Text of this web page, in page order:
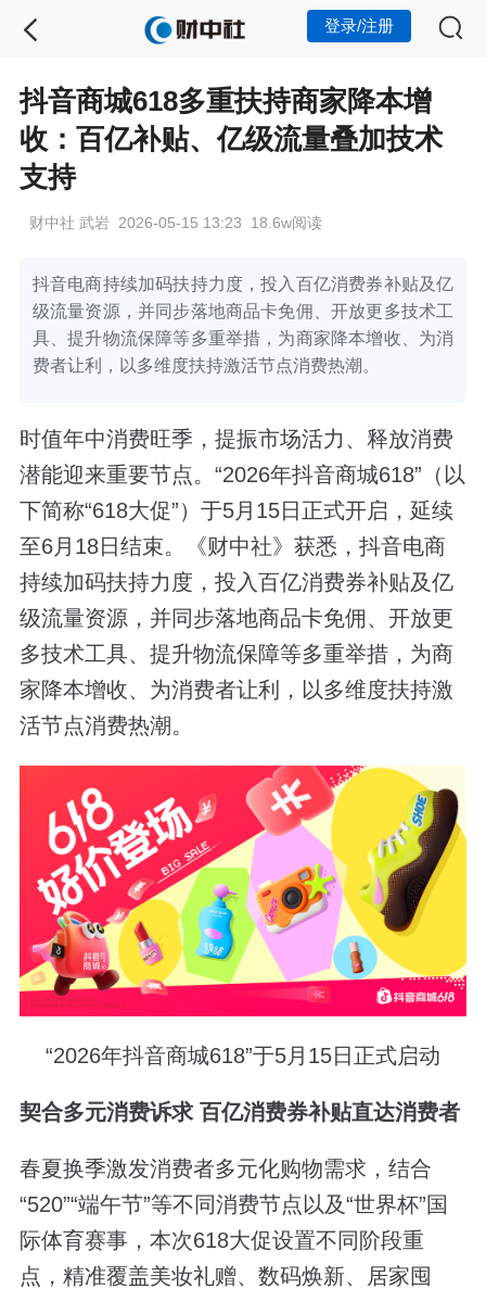
登录/注册
抖音商城618多重扶持商家降本增
收：百亿补贴、亿级流量叠加技术
支持
财中社 武岩 2026-05-15 13:23 18.6w阅读
抖音电商持续加码扶持力度，投入百亿消费券补贴及亿
级流量资源，并同步落地商品卡免佣、开放更多技术工
具、提升物流保障等多重举措，为商家降本增收、为消
费者让利，以多维度扶持激活节点消费热潮。
时值年中消费旺季，提振市场活力、释放消费
潜能迎来重要节点。“2026年抖音商城618”（以
下简称“618大促”）于5月15日正式开启，延续
至6月18日结束。《财中社》获悉，抖音电商
持续加码扶持力度，投入百亿消费券补贴及亿
级流量资源，并同步落地商品卡免佣、开放更
多技术工具、提升物流保障等多重举措，为商
家降本增收、为消费者让利，以多维度扶持激
活节点消费热潮。
“2026年抖音商城618”于5月15日正式启动
契合多元消费诉求 百亿消费券补贴直达消费者
春夏换季激发消费者多元化购物需求，结合
“520”“端午节”等不同消费节点以及“世界杯”国
际体育赛事，本次618大促设置不同阶段重
点，精准覆盖美妆礼赠、数码焕新、居家囤